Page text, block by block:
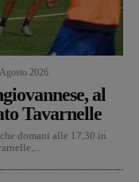
2026
al
Tavarnelle
domani alle 17,30 in